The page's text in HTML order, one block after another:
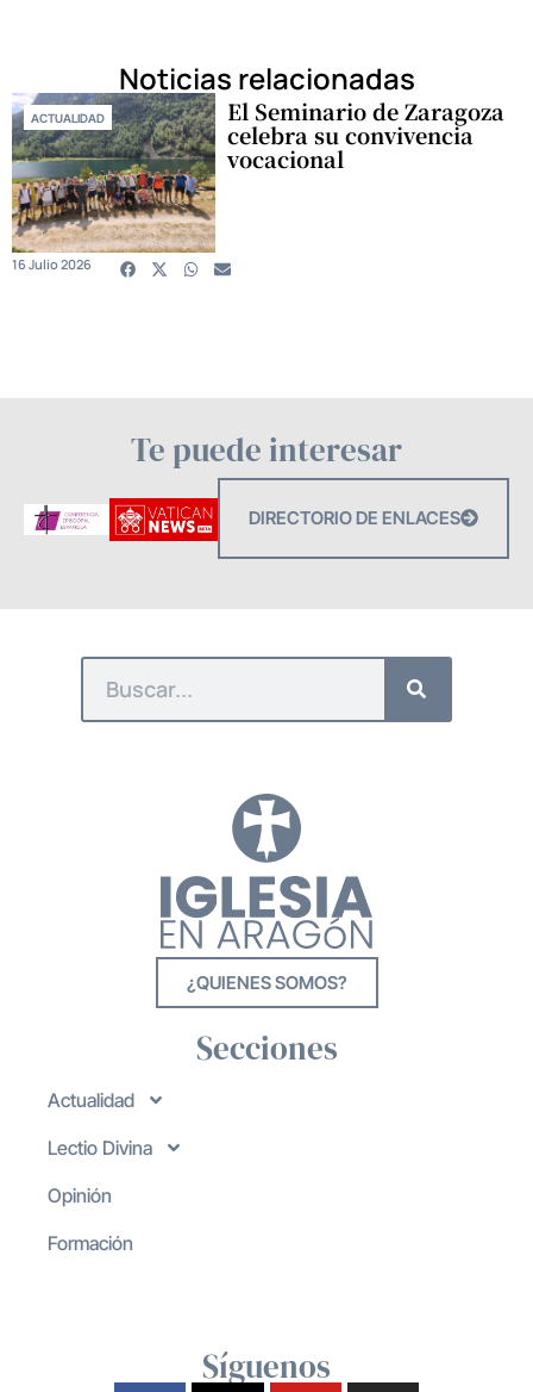
Noticias relacionadas
ACTUALIDAD El Seminario de Zaragoza
celebra su convivencia
vocacional
16 Julio 2026
Te puede interesar
DIRECTORIO DE ENLACES
¿QUIENES SOMOS?
Secciones
Actualidad
Lectio Divina
Opinión
Formación
Síguenos